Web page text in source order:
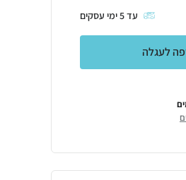
עד5ימי עסקים
לעגלה